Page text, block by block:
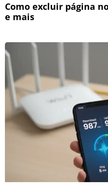
Como excluir página
e mais